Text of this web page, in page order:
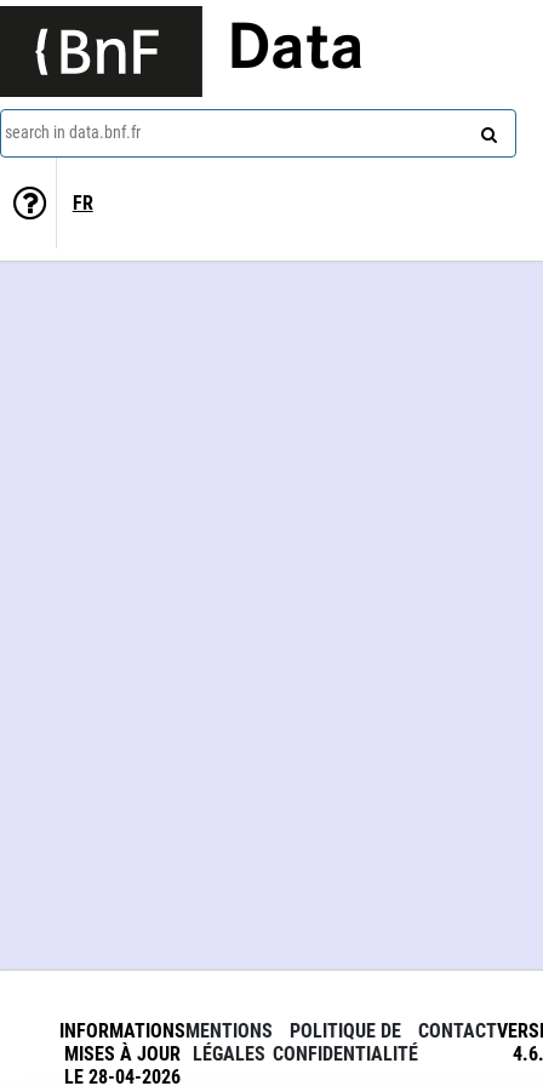
Data
search in data.bnf.fr
FR
INFORMATIONS
MISES À JOUR
LE 28-04-2026
MENTIONS
LÉGALES
POLITIQUE DE
CONFIDENTIALITÉ
CONTACT